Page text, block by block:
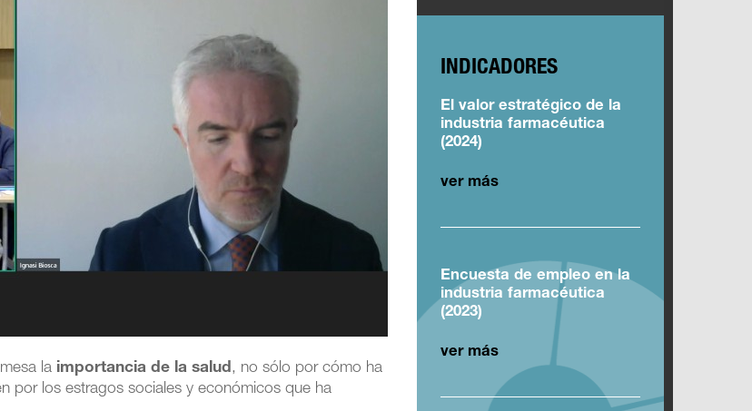
la importancia de la salud, no sólo por cómo ha
por los estragos sociales y económicos que ha
INDICADORES
El valor estratégico de la
industria farmacéutica
(2024)
ver más
Encuesta de empleo en la
industria farmacéutica
(2023)
ver más